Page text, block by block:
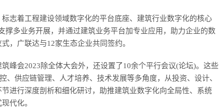
志着工程建设领域数字化的平台底座、建筑行业数字化的核心
撑多业务开展，并通过建筑业务平台加专业应用，助力企业的数
，广联达与12家生态企业共同签约。
峰会2023除全体大会外，还设置了10余个平行会议(论坛)。这些
供应链管理、人才培养、技术发展等多角度，从投资、设计、
进行深度剖析和细化研讨，助推建筑业数字化向全局性、系统
代化。